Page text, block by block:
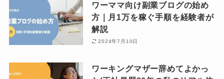
ワーママ向け副業ブログの始め
方｜月1万を稼ぐ手順を経験者が
解説
2024年7月10日
ワーキングマザー辞めてよかっ